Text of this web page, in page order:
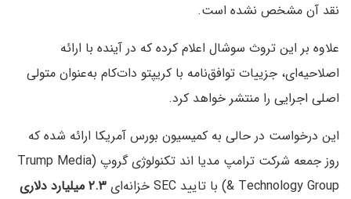
نقد آن مشخص نشده است.
علاوه بر این تروث سوشال اعلام کرده که در آینده با ارائه
اصلاحیه‌ای، جزییات توافق‌نامه با کریپتو دات‌کام به‌عنوان متولی
اصلی اجرایی را منتشر خواهد کرد.
این درخواست در حالی به کمیسیون بورس آمریکا ارائه شده که
روز جمعه شرکت ترامپ مدیا اند تکنولوژی گروپ (Trump Media
& Technology Group) با تایید SEC خزانه‌ای
۲.۳ میلیارد دلاری